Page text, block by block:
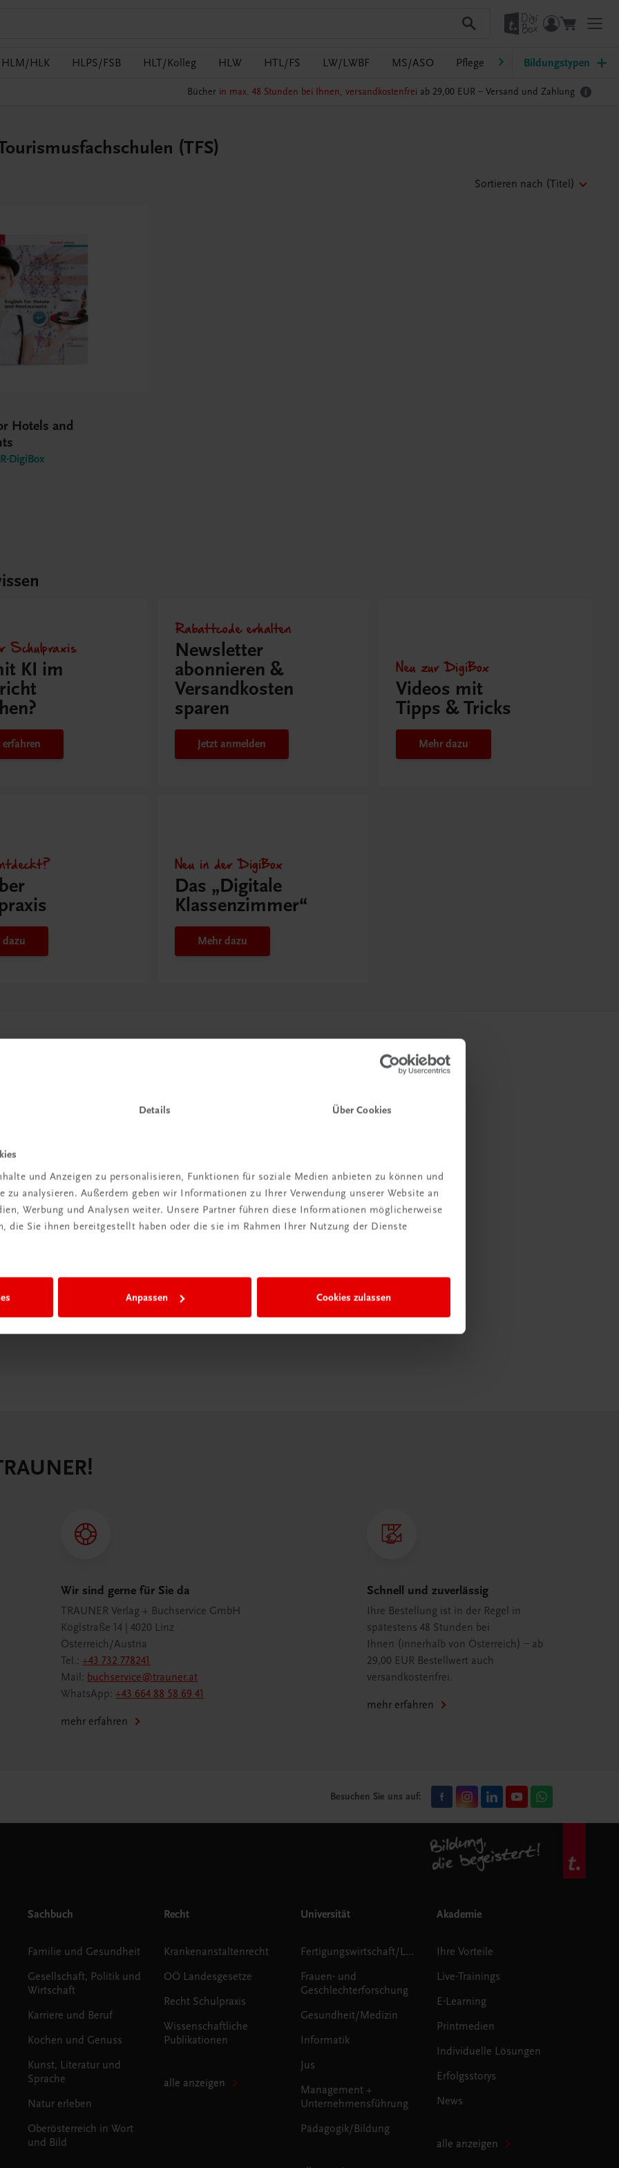
Details Über Cookies
und Anzeigen zu personalisieren, Funktionen für soziale Medien anbieten zu können und
zu analysieren. Außerdem geben wir Informationen zu Ihrer Verwendung unserer Website an
Werbung und Analysen weiter. Unsere Partner führen diese Informationen möglicherweise
die Sie ihnen bereitgestellt haben oder die sie im Rahmen Ihrer Nutzung der Dienste
Anpassen Cookies zulassen
HLM/HLK HLPS/FSB HLT/Kolleg HLW HTL/FS LW/LWBF MS/ASO Pflege PTS Südtirol
Bildungstypen
Bücher in max. 48 Stunden bei Ihnen, versandkostenfrei ab 29,00 EUR – Versand und Zahlung
(TFS)
Sortieren nach (Titel)
Hotels and
DigiBox
Schulpraxis
KI im
erfahren
Rabattcode erhalten
Newsletter
abonnieren &
Versandkosten
sparen
Jetzt anmelden
Neu zur DigiBox
Videos mit
Tipps & Tricks
Mehr dazu
dazu
Neu in der DigiBox
Das „Digitale
Klassenzimmer“
Mehr dazu
der
eine
Wir sind gerne für Sie da
TRAUNER Verlag + Buchservice GmbH
Köglstraße 14 | 4020 Linz
Österreich/Austria
Tel.:+43 732 778241
Mail: buchservice@trauner.at
WhatsApp:+43 664 88 58 69 41
mehr erfahren
Schnell und zuverlässig
Ihre Bestellung ist in der Regel in
spätestens 48 Stunden bei
Ihnen (innerhalb von Österreich) – ab
29,00 EUR Bestellwert auch
versandkostenfrei.
mehr erfahren
Besuchen Sie uns auf:
Sachbuch
Familie und Gesundheit
Gesellschaft, Politik und
Wirtschaft
Karriere und Beruf
Kochen und Genuss
Kunst, Literatur und
Sprache
Natur erleben
Oberösterreich in Wort
und Bild
Recht
Krankenanstaltenrecht
OÖ Landesgesetze
Recht Schulpraxis
Wissenschaftliche
Publikationen
alle anzeigen
Universität
Fertigungswirtschaft/Logistik
Frauen- und
Geschlechterforschung
Gesundheit/Medizin
Informatik
Jus
Management +
Unternehmensführung
Pädagogik/Bildung
Akademie
Ihre Vorteile
Live-Trainings
E-Learning
Printmedien
Individuelle Lösungen
Erfolgsstorys
News
alle anzeigen